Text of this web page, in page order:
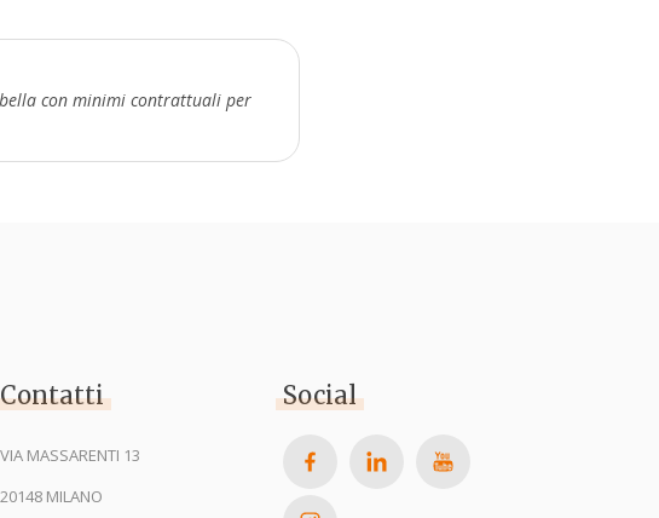
con minimi contrattuali per
Contatti
VIA MASSARENTI 13
20148 MILANO
Social